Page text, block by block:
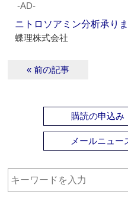
‐AD‐
ニトロソアミン分析承り
蝶理株式会社
« 前の記事
購読の申込み
メールニュー